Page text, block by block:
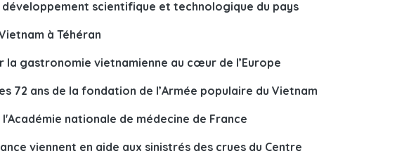
développement scientifique et technologique du pays
à Téhéran
la gastronomie vietnamienne au cœur de l’Europe
72 ans de la fondation de l’Armée populaire du Vietnam
nationale de médecine de France
viennent en aide aux sinistrés des crues du Centre